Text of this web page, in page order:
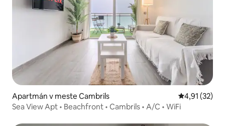
Apartmán v meste Cambrils Priemerné
4,91 (32)
Sea View Apt • Beachfront • Cambrils • A/C • WiFi